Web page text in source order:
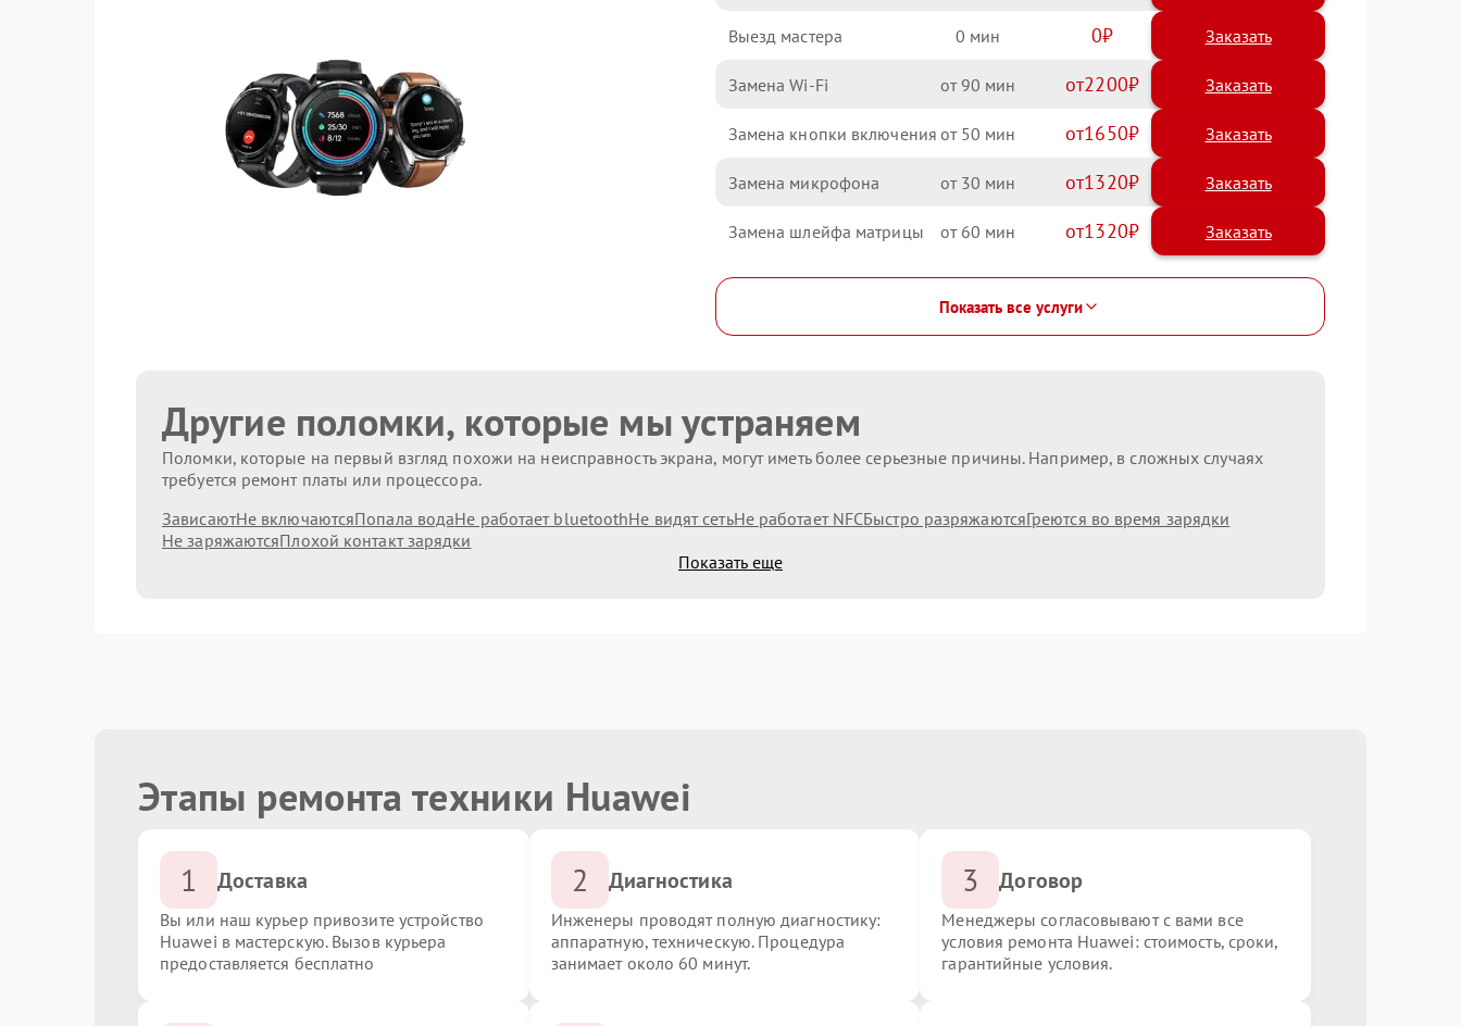
Выезд мастера 0 0 Заказать
Замена Wi-Fi 90 2200
Замена кнопки включения 50 1650
Замена микрофона 30 1320
Замена шлейфа матрицы 60 1320
Показать все услуги
Другие поломки, которые мы устраняем
Поломки, которые на первый взгляд похожи на неисправность экрана, могут иметь более серьезные причины. Например, в сложных случаях
требуется ремонт платы или процессора.
ЗависаютНе включаютсяПопала водаНе работает bluetoothНе видят сетьНе работает NFCБыстро разряжаютсяГреются во время зарядки
Не заряжаютсяПлохой контакт зарядки
Показать еще
Этапы ремонта техники Huawei
1 Доставка
Вы или наш курьер привозите устройство
Huawei в мастерскую. Вызов курьера
предоставляется бесплатно
2 Диагностика
Инженеры проводят полную диагностику:
аппаратную, техническую. Процедура
занимает около 60 минут.
3 Договор
Менеджеры согласовывают с вами все
условия ремонта Huawei: стоимость, сроки,
гарантийные условия.